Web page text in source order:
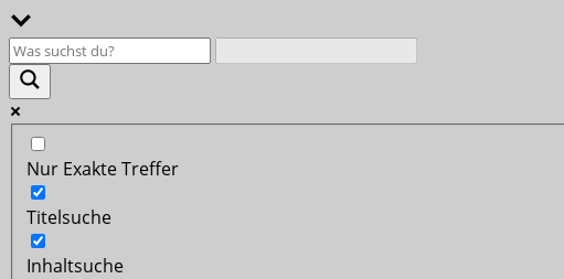
Nur Exakte Treffer
Titelsuche
Inhaltsuche